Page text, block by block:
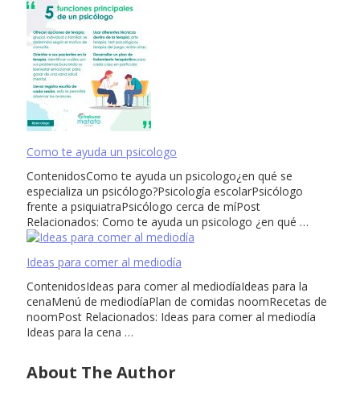
Como te ayuda un psicologo
ContenidosComo te ayuda un psicologo¿en qué se
especializa un psicólogo?Psicología escolarPsicólogo
frente a psiquiatraPsicólogo cerca de míPost
Relacionados: Como te ayuda un psicologo ¿en qué …
Ideas para comer al mediodía
ContenidosIdeas para comer al mediodíaIdeas para la
cenaMenú de mediodíaPlan de comidas noomRecetas de
noomPost Relacionados: Ideas para comer al mediodía
Ideas para la cena …
About The Author